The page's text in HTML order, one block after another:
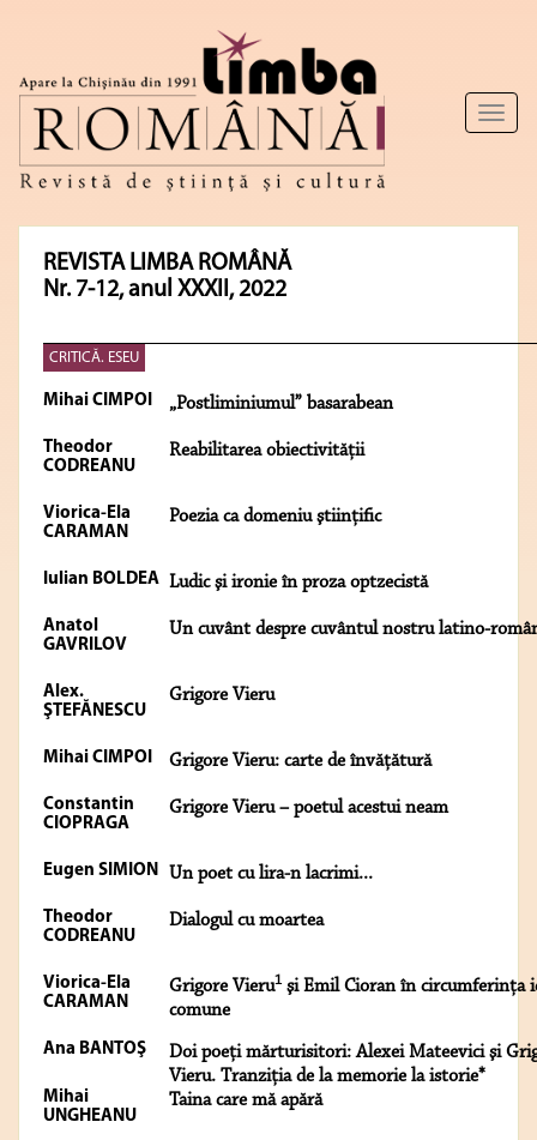
Toggle
REVISTA LIMBA ROMÂNĂ
Nr. 7-12, anul XXXII, 2022
CRITICĂ. ESEU
Mihai CIMPOI „Postliminiumul” basarabean
Theodor
CODREANU
Reabilitarea obiectivităţii
Viorica-Ela
CARAMAN
Poezia ca domeniu ştiinţific
Iulian BOLDEA Ludic şi ironie în proza optzecistă
Anatol
GAVRILOV
Un cuvânt despre cuvântul nostru latino-
Alex.
ŞTEFĂNESCU
Grigore Vieru
Mihai CIMPOI Grigore Vieru: carte de învăţătură
Constantin
CIOPRAGA
Grigore Vieru – poetul acestui neam
Eugen SIMION Un poet cu lira-n lacrimi...
Theodor
CODREANU
Dialogul cu moartea
Viorica-Ela
CARAMAN
Grigore Vieru1 şi Emil Cioran în circumferinţa
comune
Ana BANTOŞ
Doi poeţi mărturisitori: Alexei Mateevici şi
Vieru. Tranziţia de la memorie la istorie*
Mihai
UNGHEANU
Taina care mă apără